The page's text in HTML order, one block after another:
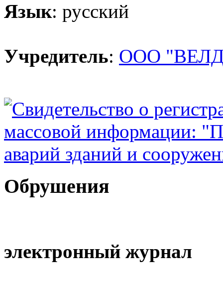
Язык: русский
Учредитель: ООО
Обрушения
электронный журнал